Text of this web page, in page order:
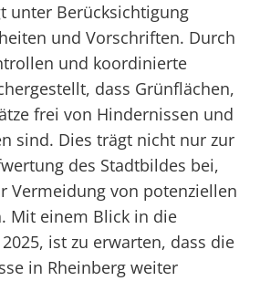
unter Berücksichtigung
und Vorschriften. Durch
und koordinierte
dass Grünflächen,
frei von Hindernissen und
sind. Dies trägt nicht nur zur
des Stadtbildes bei,
Vermeidung von potenziellen
Mit einem Blick in die
ist zu erwarten, dass die
in Rheinberg weiter